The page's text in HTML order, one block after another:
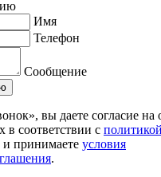
Имя
Телефон
Сообщение
вы даете согласие на
в соответствии с политикой
и принимаете условия
.